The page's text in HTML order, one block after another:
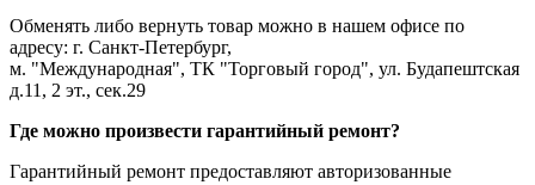
Обменять либо вернуть товар можно в нашем офисе по
адресу: г. Санкт-Петербург,
м. "Международная", ТК "Торговый город", ул. Будапештская
д.11, 2 эт., сек.29
Где можно произвести гарантийный ремонт?
Гарантийный ремонт предоставляют авторизованные